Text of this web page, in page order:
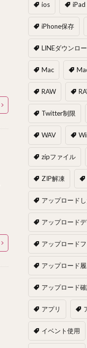
ios iPad
iPhone保存
LINEダウンロ
Mac
RAW
Twitter制限
WAV
zipファイル
ZIP解凍
アップロード
アップロード
アップロード
アップロード
アップロード
アプリ
イベント使用